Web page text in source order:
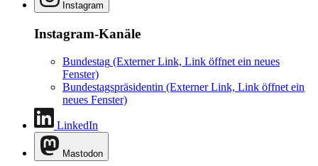
Instagram
Instagram-Kanäle
Bundestag (Externer Link, Link öffnet ein neues
Fenster)
Bundestagspräsidentin (Externer Link, Link öffnet ein
neues Fenster)
LinkedIn
Mastodon